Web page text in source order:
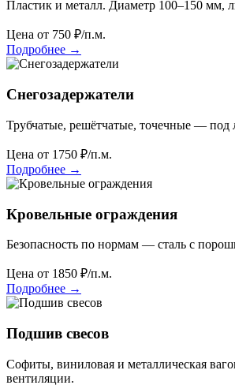
Пластик и металл. Диаметр 100–150 мм,
Цена от 750 ₽/п.м.
Подробнее →
Снегозадержатели
Трубчатые, решётчатые, точечные — под
Цена от 1750 ₽/п.м.
Подробнее →
Кровельные ограждения
Безопасность по нормам — сталь с
Цена от 1850 ₽/п.м.
Подробнее →
Подшив свесов
Софиты, виниловая и металлическая
вентиляции.